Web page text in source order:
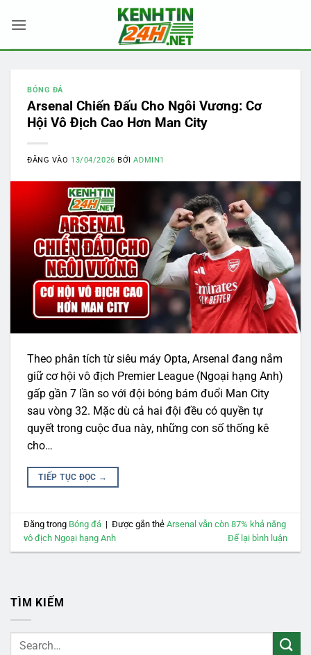
qua
BÓNG ĐÁ
Arsenal Chiến Đấu Cho Ngôi Vương: Cơ
Hội Vô Địch Cao Hơn Man City
ĐĂNG VÀO 13/04/2026 BỞIADMIN1
Theo phân tích từ siêu máy Opta, Arsenal đang nắm
giữ cơ hội vô địch Premier League (Ngoại hạng Anh)
gấp gần 7 lần so với đội bóng bám đuổi Man City
sau vòng 32. Mặc dù cả hai đội đều có quyền tự
quyết trong cuộc đua này, những con số thống kê
cho…
TIẾP TỤC ĐỌC →
Đăng trong Bóng đá | Được gắn thẻArsenal vẫn còn 87% khả năng
vô địch Ngoại hạng Anh
Để lại bình luận
TÌM KIẾM